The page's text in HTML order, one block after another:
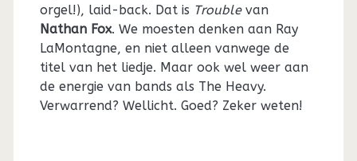
orgel!), laid-back. Dat is Troublevan
Nathan Fox. We moesten denken aan Ray
LaMontagne, en niet alleen vanwege de
titel van het liedje. Maar ook wel weer aan
de energie van bands als The Heavy.
Verwarrend? Wellicht. Goed? Zeker weten!